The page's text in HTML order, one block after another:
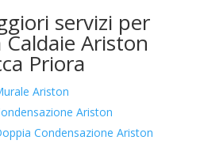
servizi per
Caldaie Ariston
Priora
Ariston
Ariston
Condensazione Ariston